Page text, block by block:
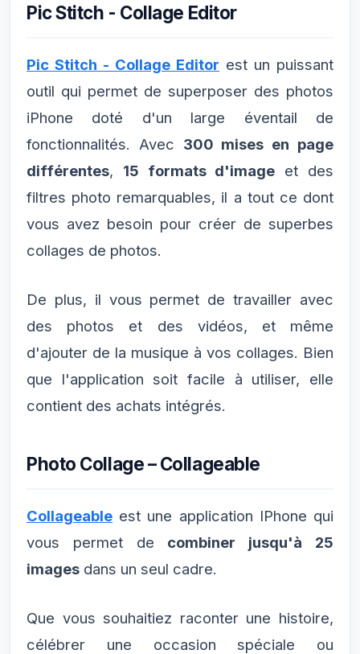
Pic Stitch - Collage Editor
Pic Stitch - Collage Editor est un puissant
outil qui permet de superposer des photos
iPhone doté d'un large éventail de
fonctionnalités. Avec 300 mises en page
différentes, 15 formats d'image et des
filtres photo remarquables, il a tout ce dont
vous avez besoin pour créer de superbes
collages de photos.
De plus, il vous permet de travailler avec
des photos et des vidéos, et même
d'ajouter de la musique à vos collages. Bien
que l'application soit facile à utiliser, elle
contient des achats intégrés.
Photo Collage – Collageable
Collageable est une application IPhone qui
vous permet de combiner jusqu'à 25
images dans un seul cadre.
Que vous souhaitiez raconter une histoire,
célébrer une occasion spéciale ou